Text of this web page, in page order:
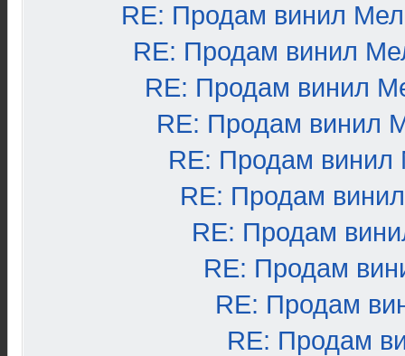
RE: Продам винил
RE: Продам винил
RE: Продам винил
RE: Продам винил
RE: Продам винил
RE: Продам
RE: Продам
RE: Продам
RE: Продам
RE: Продам